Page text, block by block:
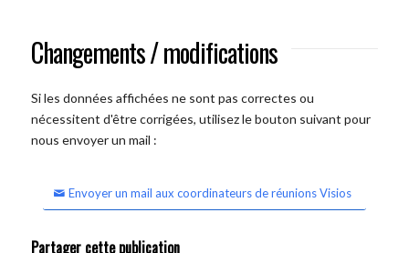
Changements / modifications
Si les données affichées ne sont pas correctes ou
nécessitent d'être corrigées, utilisez le bouton suivant pour
nous envoyer un mail :
Envoyer un mail aux coordinateurs de réunions Visios
Partager cette publication